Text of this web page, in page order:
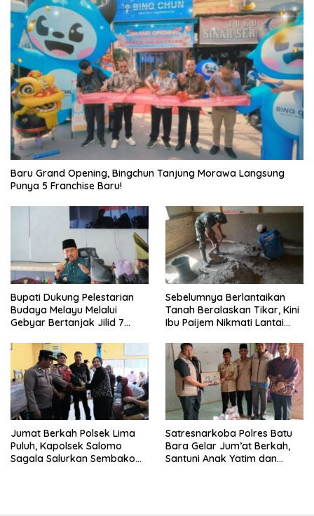
‎Baru Grand Opening, Bingchun Tanjung Morawa Langsung
Punya 5 Franchise Baru!
Bupati Dukung Pelestarian
Budaya Melayu Melalui
Gebyar Bertanjak Jilid 7
Sebelumnya Berlantaikan
Tanah Beralaskan Tikar, Kini
Ibu Paijem Nikmati Lantai
Satgas TMMD Ke-129 Kodim
0208/Asahan
Jumat Berkah Polsek Lima
Puluh, Kapolsek Salomo
Sagala Salurkan Sembako
Satresnarkoba Polres Batu
Bara Gelar Jum’at Berkah,
Santuni Anak Yatim dan